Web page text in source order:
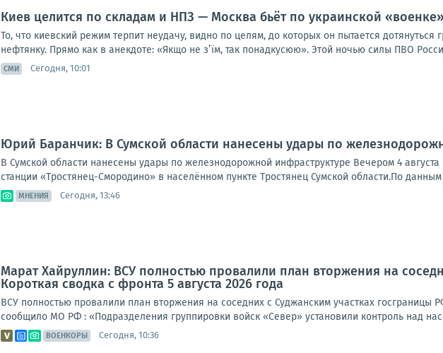
Киев целится по складам и НПЗ — Москва бьёт по украинской
То, что киевский режим терпит неудачу, видно по целям, до которых он пытается
нефтянку. Прямо как в анекдоте: «Якщо не з’їм, так понадкусюю». Этой ночью силы ПВО
СМИ Сегодня, 10:01
Юрий Баранчик: В Сумской области нанесены удары по
В Сумской области нанесены удары по железнодорожной инфраструктуре Вечером 4
станции «Тростянец-Смородино» в населённом пункте Тростянец Сумской области.По данным
МНЕНИЯ Сегодня, 13:46
Марат Хайруллин: ВСУ полностью провалили план вторжения на
Короткая сводка с фронта 5 августа 2026 года
ВСУ полностью провалили план вторжения на соседних с Суджанским участках госграницы
сообщило МО РФ : «Подразделения группировки войск «Север» установили контроль над
ВОЕНКОРЫ Сегодня, 10:36